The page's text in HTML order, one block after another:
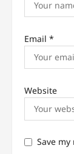
Email *
Website
Save